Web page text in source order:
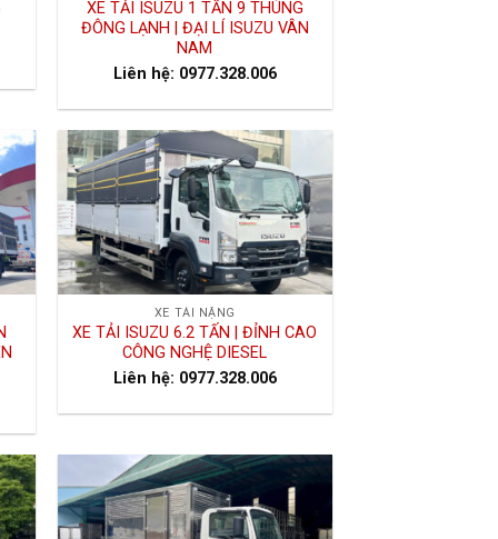
XE TẢI ISUZU 1 TẤN 9 THÙNG
ĐÔNG LẠNH | ĐẠI LÍ ISUZU VÂN
NAM
Liên hệ: 0977.328.006
XE TẢI NẶNG
XE TẢI ISUZU 6.2 TẤN | ĐỈNH CAO
CÔNG NGHỆ DIESEL
Liên hệ: 0977.328.006